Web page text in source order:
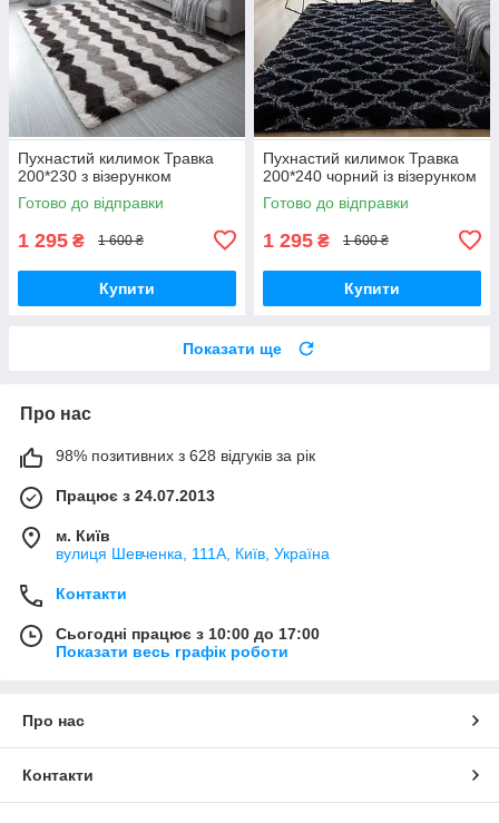
Пухнастий килимок Травка
200*230 з візерунком
Готово до відправки
1 295 ₴ 1 600 ₴
Купити
Пухнастий килимок Травка
200*240 чорний із візерунком
Готово до відправки
1 295 ₴ 1 600 ₴
Купити
Показати ще
Про нас
98% позитивних з 628 відгуків за рік
Працює з 24.07.2013
м. Київ
вулиця Шевченка, 111A, Київ, Україна
Контакти
Сьогодні працює з 10:00 до 17:00
Показати весь графік роботи
Про нас
Контакти